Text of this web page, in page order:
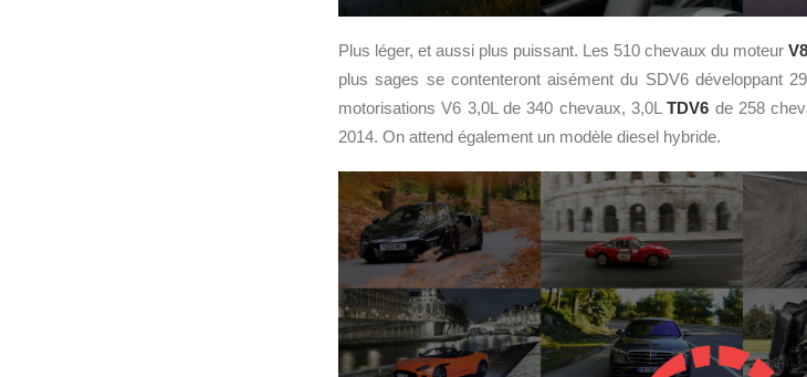
Plus léger, et aussi plus puissant. Les 510 chevaux du moteur V8
plus sages se contenteront aisément du SDV6 développant
motorisations V6 3,0L de 340 chevaux, 3,0LTDV6 de 258
2014. On attend également un modèle diesel hybride.